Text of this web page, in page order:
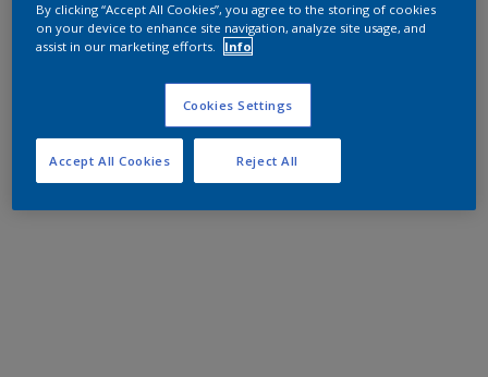
By clicking “Accept All Cookies”, you agree to the storing of cookies
on your device to enhance site navigation, analyze site usage, and
assist in our marketing efforts.
Info
Cookies Settings
Reject All
Accept All Cookies